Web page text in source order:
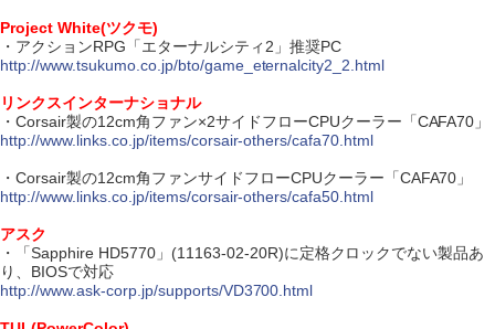
Project White(ツクモ)
・アクションRPG「エターナルシティ2」推奨PC
http://www.tsukumo.co.jp/bto/game_eternalcity2_2.html
リンクスインターナショナル
・Corsair製の12cm角ファン×2サイドフローCPUクーラー「CAFA70」
http://www.links.co.jp/items/corsair-others/cafa70.html
・Corsair製の12cm角ファンサイドフローCPUクーラー「CAFA70」
http://www.links.co.jp/items/corsair-others/cafa50.html
アスク
・「Sapphire HD5770」(11163-02-20R)に定格クロックでない製品あ
り、BIOSで対応
http://www.ask-corp.jp/supports/VD3700.html